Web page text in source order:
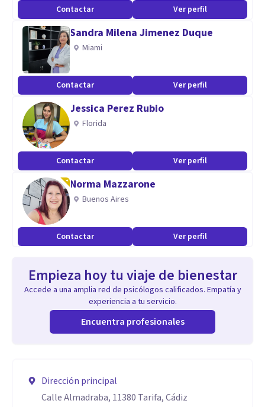
Contactar Ver perfil
Sandra Milena Jimenez Duque
Miami
Contactar Ver perfil
Jessica Perez Rubio
Florida
Contactar Ver perfil
Norma Mazzarone
Buenos Aires
Contactar Ver perfil
Empieza hoy tu viaje de bienestar
Accede a una amplia red de psicólogos calificados. Empatía y
experiencia a tu servicio.
Encuentra profesionales
Dirección principal
Calle Almadraba, 11380 Tarifa, Cádiz